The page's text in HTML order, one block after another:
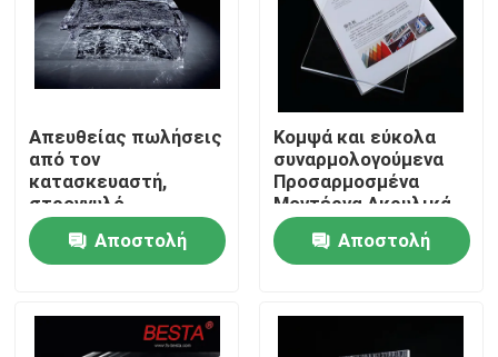
Σπίτι
Προϊόντα
Απευθείας πωλήσεις
από τον
κατασκευαστή,
στρογγυλό
τραπεζάκι καφέ από
πλατίνα κρύσταλλο
για διακόσμηση
προσαρμόσιμο
Αποστολή
Κομψά και εύκολα
συναρμολογούμενα
Προσαρμοσμένα
Μοντέρνα Ακρυλικά
Έπιπλα χωρίς
Συναρμολόγηση
Προσαρμόσιμα
Αποστολή